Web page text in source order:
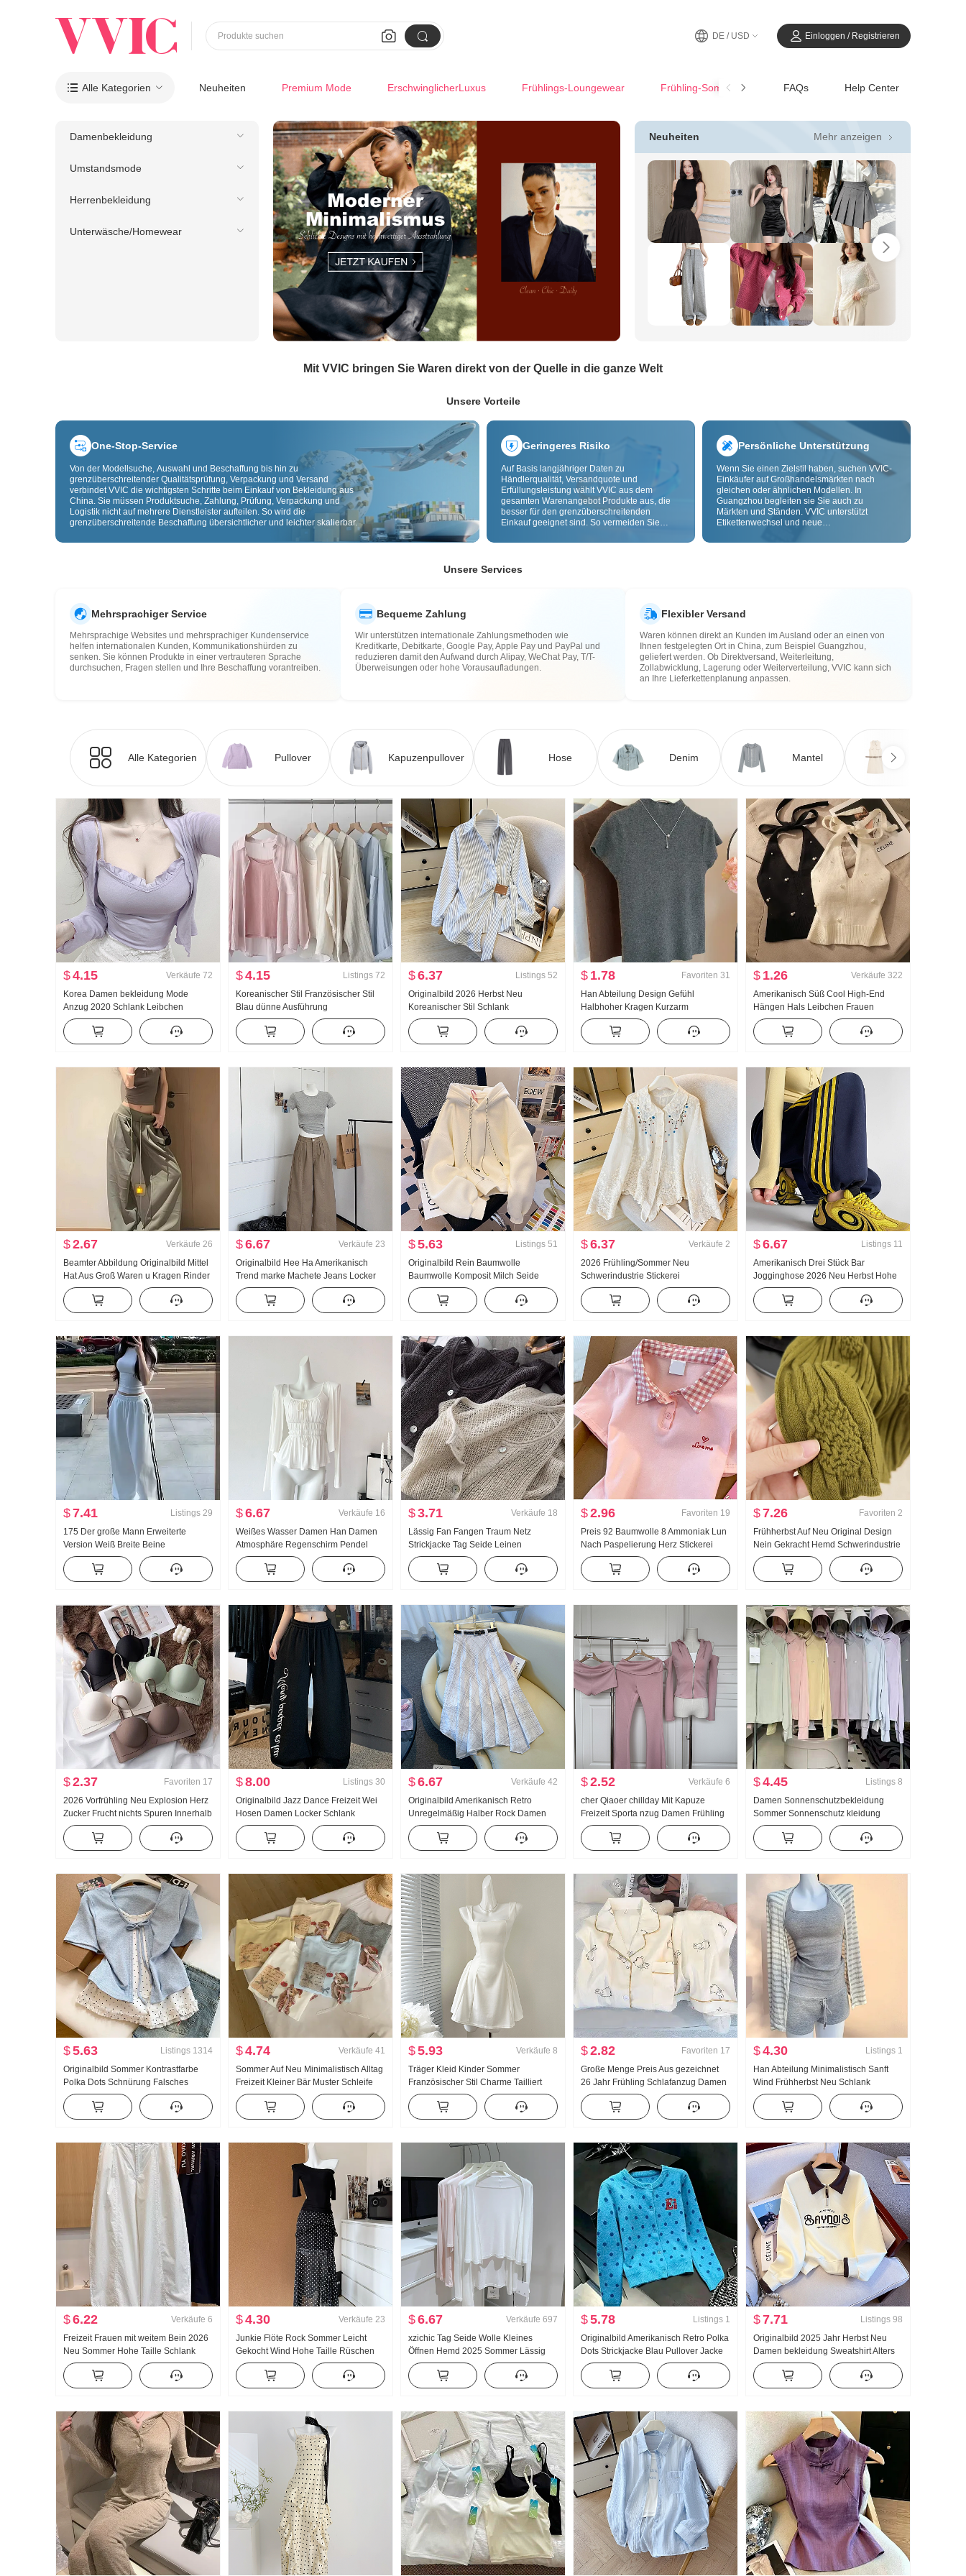
 
Produkte suchen DE / USD Einloggen / Registrieren
 Alle Kategorien Neuheiten Premium Mode ErschwinglicherLuxus Frühlings-Loungewear Frühling-SommerCasual FAQs Help Center
Damenbekleidung
Umstandsmode
Herrenbekleidung
Unterwäsche/Homewear
Neuheiten Mehr anzeigen 
Mit VVIC bringen Sie Waren direkt von der Quelle in die ganze Welt
Unsere Vorteile
One-Stop-Service
Von der Modellsuche, Auswahl und Beschaffung bis hin zu
grenzüberschreitender Qualitätsprüfung, Verpackung und Versand
verbindet VVIC die wichtigsten Schritte beim Einkauf von Bekleidung aus
China. Sie müssen Produktsuche, Zahlung, Prüfung, Verpackung und
Logistik nicht auf mehrere Dienstleister aufteilen. So wird die
grenzüberschreitende Beschaffung übersichtlicher und leichter skalierbar.
Geringeres Risiko
Auf Basis langjähriger Daten zu
Händlerqualität, Versandquote und
Erfüllungsleistung wählt VVIC aus dem
gesamten Warenangebot Produkte aus, die
besser für den grenzüberschreitenden
Einkauf geeignet sind. So vermeiden Sie
riskante Artikel. Cross-Border-
zusätzlich Risiken bei Qualität,
Persönliche Unterstützung
Wenn Sie einen Zielstil haben, suchen VVIC-
Einkäufer auf Großhandelsmärkten nach
gleichen oder ähnlichen Modellen. In
Guangzhou begleiten sie Sie auch zu
Märkten und Ständen. VVIC unterstützt
Etikettenwechsel und neue
Anpassung nach Bild oder Muster, damit Ihre
Unsere Services
Mehrsprachiger Service
Mehrsprachige Websites und mehrsprachiger Kundenservice
helfen internationalen Kunden, Kommunikationshürden zu
senken. Sie können Produkte in einer vertrauteren Sprache
durchsuchen, Fragen stellen und Ihre Beschaffung vorantreiben.
Bequeme Zahlung
Wir unterstützen internationale Zahlungsmethoden wie
Kreditkarte, Debitkarte, Google Pay, Apple Pay und PayPal und
reduzieren damit den Aufwand durch Alipay, WeChat Pay, T/T-
Überweisungen oder hohe Vorausaufladungen.
Flexibler Versand
Waren können direkt an Kunden im Ausland oder an einen von
Ihnen festgelegten Ort in China, zum Beispiel Guangzhou,
geliefert werden. Ob Direktversand, Weiterleitung,
Zollabwicklung, Lagerung oder Weiterverteilung, VVIC kann sich
an Ihre Lieferkettenplanung anpassen.
Alle Kategorien Pullover Kapuzenpullover Hose Denim Mantel
$4.15 Verkäufe 72
Korea Damen bekleidung Mode
Anzug 2020 Schlank Leibchen
Strickjacke Zweiteiliges Set T-Shirt
Top Damen
$4.15 Listings 72
Koreanischer Stil Französischer Stil
Blau dünne Ausführung
Sonnenschutzbekleidung Langarm
Hemd Damen Sommerkleid ung
Locker Freizeit Lässig Langarm
$6.37 Listings 52
Originalbild 2026 Herbst Neu
Koreanischer Stil Schlank
Ausländische Atmosphäre Design
Gefühl Nischenprodukt Gestreift
Tailliert Langarm Hemd Frauen
$ 1.78 Favoriten 31
Han Abteilung Design Gefühl
Halbhoher Kragen Kurzarm
Strickpullover Damen Herbst 2024
Neu Unifarben Vielseitig kombinierbar
Schlank Schlank Top
$ 1.26 Verkäufe 322
Amerikanisch Süß Cool High-End
Hängen Hals Leibchen Frauen
Sommer Außerhalb zu tragen
Innerhalb Nehmen Unterhemd Spicy
Girl Strick Bandeau Top
$2.67 Verkäufe 26
Beamter Abbildung Originalbild Mittel
Hat Aus Groß Waren u Kragen Rinder
knochen Schnalle I-Zeichen Weste
Träger Breite Beine Bodenlang Sport
Lange Hose Anzug
$6.67 Verkäufe 23
Originalbild Hee Ha Amerikanisch
Trend marke Machete Jeans Locker
Breite Beine Freizeit Hose
$5.63 Listings 51
Originalbild Rein Baumwolle
Baumwolle Komposit Milch Seide
Sweatshirt Damen dünne Ausführung
2025 Herbst Neu Mit Kapuze
Langarm T-Shirt Top
$6.37 Verkäufe 2
2026 Frühling/Sommer Neu
Schwerindustrie Stickerei
Puppenkragen Hemd Frauen
Französischer Stil Retro
Sonnenschutz Strickjacke
$6.67 Listings 11
Amerikanisch Drei Stück Bar
Jogginghose 2026 Neu Herbst Hohe
Taille Breite Beine Bündchen
Freizeithose Wei Hosen Cargo-Hose
$7.41 Listings 29
175 Der große Mann Erweiterte
Version Weiß Breite Beine
Jogginghose Damen Frühling/Herbst
Neu Vielseitig kombinierbar Gestreift
Freizeit Bodenlang Hose
$6.67 Verkäufe 16
Weißes Wasser Damen Han Damen
Atmosphäre Regenschirm Pendel
Groß u Kragen Träger Zwei Tragen
Design Gefühl Strickjacke Damen
Sommer Schlank Träger Top
$3.71 Verkäufe 18
Lässig Fan Fangen Traum Netz
Strickjacke Tag Seide Leinen
Handarbeit Wählen Loch
Durchbrochen Strick Strickjacke
Damen Klimaanlage Sonnenschutz
$2.96 Favoriten 19
Preis 92 Baumwolle 8 Ammoniak Lun
Nach Paspelierung Herz Stickerei
Süß Kurz Polo-Kragen T-Shirt Schlank
Petite Modisch
$7.26 Favoriten 2
Frühherbst Auf Neu Original Design
Nein Gekracht Hemd Schwerindustrie
Jacquard Strick Top Damen Herbst
Neu Schlank
$2.37 Favoriten 17
2026 Vorfrühling Neu Explosion Herz
Zucker Frucht nichts Spuren Innerhalb
Gürtel Brust Pad Schlank Leibchen
Frauen
$8.00 Listings 30
Originalbild Jazz Dance Freizeit Wei
Hosen Damen Locker Schlank
Jogginghose Abseilen Gefühl Komfort
Weite Hose Bündchen
$6.67 Verkäufe 42
Originalbild Amerikanisch Retro
Unregelmäßig Halber Rock Damen
Leinen Mittel-Langer Rock Kariert A-
Linien-Rock Unregelmäßig
Fischschwanz Pendel Rock
$2.52 Verkäufe 6
cher Qiaoer chillday Mit Kapuze
Freizeit Sporta nzug Damen Frühling
Schulterfrei Jacke Schlaghose
Dreiteiliges Set
$4.45 Listings 8
Damen Sonnenschutzbekleidung
Sommer Sonnenschutz kleidung
Nylon dünne Ausführung Eis Seide
Atmungsaktiv Jacke Locker Große
Größe Hoodie
$5.63 Listings 1314
Originalbild Sommer Kontrastfarbe
Polka Dots Schnürung Falsches
Zweiteiler Kurzarm T-Shirt Damen
Sommer Neu Süßer Stil
Nischenprodukt Top
$4.74 Verkäufe 41
Sommer Auf Neu Minimalistisch Alltag
Freizeit Kleiner Bär Muster Schleife
Locker Nischenprodukt Kurzarm T-
Shirt Koreanischer Stil Strick Top
$5.93 Verkäufe 8
Träger Kleid Kinder Sommer
Französischer Stil Charme Tailliert
Schlank Trägerkleid Minirock
$2.82 Favoriten 17
Große Menge Preis Aus gezeichnet
26 Jahr Frühling Schlafanzug Damen
Neu Wolken Baumwolle Langarm
Klein Reverskragen Home Service
Anzug Live-Übertragung Hoch
$4.30 Listings 1
Han Abteilung Minimalistisch Sanft
Wind Frühherbst Neu Schlank
Sonnenschutz hemd Langarm
Leibchen Heiß und würzig Minirock
Dreiteiliges Set
$6.22 Verkäufe 6
Freizeit Frauen mit weitem Bein 2026
Neu Sommer Hohe Taille Schlank
Große Größe Petite Minimalistisch
Locker Neun Punkte Machete Hosen
$4.30 Verkäufe 23
Junkie Flöte Rock Sommer Leicht
Gekocht Wind Hohe Taille Rüschen
Schlitz Schwarz Polka Dots Halber
Rock Tag Seide Schräg Schulter
Kleidung
$6.67 Verkäufe 697
xzichic Tag Seide Wolle Kleines
Öffnen Hemd 2025 Sommer Lässig
Wind Top Neu Strick Fallen Schulter
Dünn Jacke Frauen
$5.78 Listings 1
Originalbild Amerikanisch Retro Polka
Dots Strickjacke Blau Pullover Jacke
Frauen Herbst Neu Lässig Wind
Strickpullover Top ins
$7.71 Listings 98
Originalbild 2025 Jahr Herbst Neu
Damen bekleidung Sweatshirt Alters
reduzierung Die Hälfte
Reißverschluss Mode Polo-Kragen
Freizeit Vielseitig kombinierbar